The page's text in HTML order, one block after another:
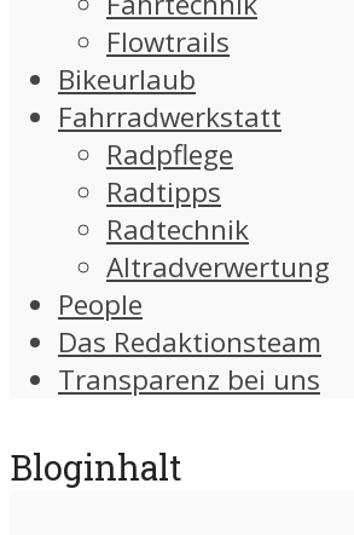
Flowtrails
Bikeurlaub
Fahrradwerkstatt
Radpflege
Radtipps
Radtechnik
Altradverwertung
People
Das Redaktionsteam
Transparenz bei uns
Bloginhalt